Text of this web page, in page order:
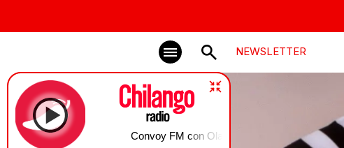
NEWSLETTER
Convoy FM con Olallo Rubio